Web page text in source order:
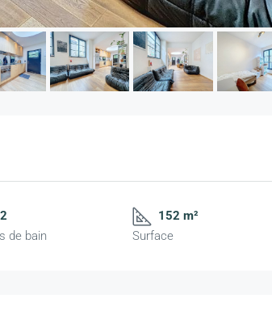
2
de bain
152 m²
Surface